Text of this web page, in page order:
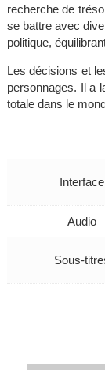
recherche de
se battre avec
politique,
Les décisions et
personnages. Il a
totale dans le
Interface
Audio
Sous-